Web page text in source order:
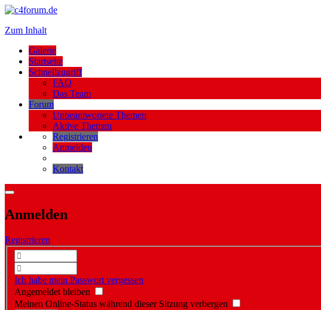
Zum Inhalt
Galerie
Startseite
Schnellzugriff
FAQ
Das Team
Forum
Unbeantwortete Themen
Aktive Themen
Registrieren
Anmelden
Kontakt
Anmelden
Registrieren
Ich habe mein Passwort vergessen
Angemeldet bleiben
Meinen Online-Status während dieser Sitzung verbergen